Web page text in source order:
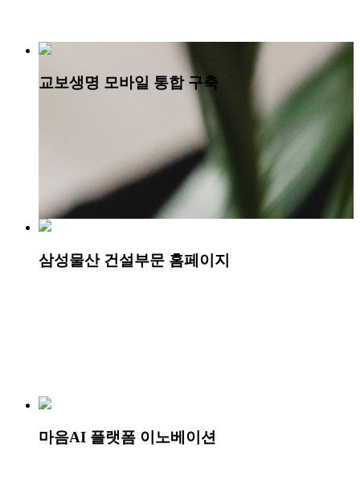
교보생명 모바일 통합 구축
삼성물산 건설부문 홈페이지
마음AI 플랫폼 이노베이션